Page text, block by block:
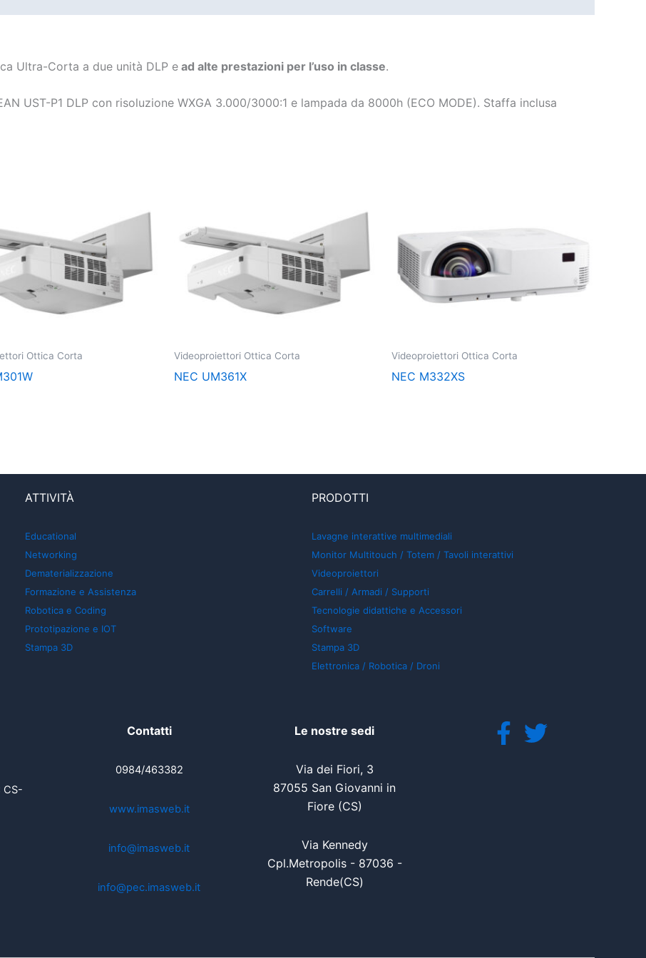
Ultra-Corta a due unità DLP e ad alte prestazioni per l’uso in classe.
UST-P1 DLP con risoluzione WXGA 3.000/3000:1 e lampada da 8000h (ECO MODE). Staffa inclusa
Ottica Corta Videoproiettori Ottica Corta
NEC UM361X
Videoproiettori Ottica Corta
NEC M332XS
ATTIVITÀ
Educational
Networking
Dematerializzazione
Formazione e Assistenza
Robotica e Coding
Prototipazione e IOT
Stampa 3D
PRODOTTI
Lavagne interattive multimediali
Monitor Multitouch / Totem / Tavoli interattivi
Videoproiettori
Carrelli / Armadi / Supporti
Tecnologie didattiche e Accessori
Software
Stampa 3D
Elettronica / Robotica / Droni
CS-
Contatti
0984/463382
www.imasweb.it
info@imasweb.it
info@pec.imasweb.it
Le nostre sedi
Via dei Fiori, 3
87055 San Giovanni in
Fiore (CS)
Via Kennedy
Cpl.Metropolis - 87036 -
Rende(CS)